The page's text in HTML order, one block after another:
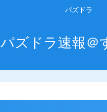
パズドラ
パズドラ速報＠